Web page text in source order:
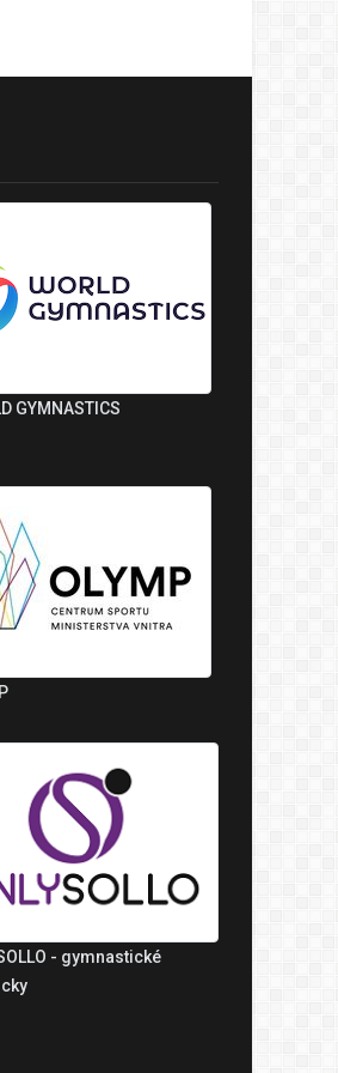
GYMNASTICS
- gymnastické